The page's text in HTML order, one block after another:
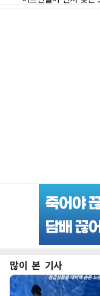
많이 본 기사